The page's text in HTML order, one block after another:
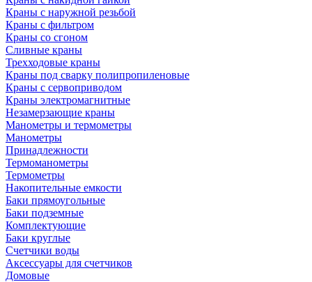
Краны с наружной резьбой
Краны с фильтром
Краны со сгоном
Сливные краны
Трехходовые краны
Краны под сварку полипропиленовые
Краны с сервоприводом
Краны электромагнитные
Незамерзающие краны
Манометры и термометры
Манометры
Принадлежности
Термоманометры
Термометры
Накопительные емкости
Баки прямоугольные
Баки подземные
Комплектующие
Баки круглые
Счетчики воды
Аксессуары для счетчиков
Домовые